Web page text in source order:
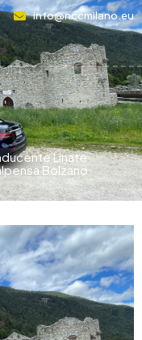
info@nccmilano.eu
Linate
Bolzano